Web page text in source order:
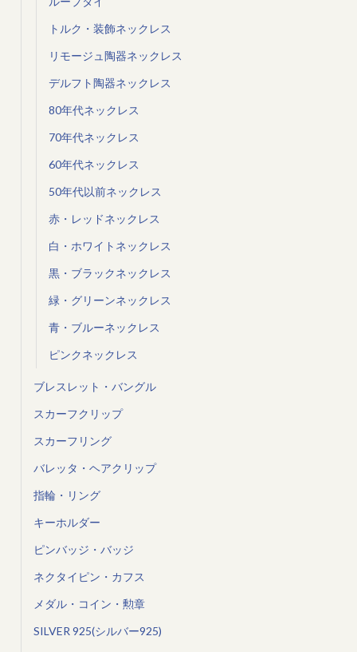
トルク・装飾ネックレス
リモージュ陶器ネックレス
デルフト陶器ネックレス
80年代ネックレス
70年代ネックレス
60年代ネックレス
50年代以前ネックレス
赤・レッドネックレス
白・ホワイトネックレス
黒・ブラックネックレス
緑・グリーンネックレス
青・ブルーネックレス
ピンクネックレス
ブレスレット・バングル
スカーフクリップ
スカーフリング
バレッタ・ヘアクリップ
指輪・リング
キーホルダー
ピンバッジ・バッジ
ネクタイピン・カフス
メダル・コイン・勲章
SILVER 925(シルバー925)